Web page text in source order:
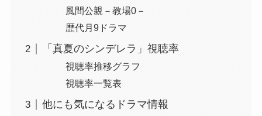
風間公親－教場0－
歴代月9ドラマ
「真夏のシンデレラ」視聴率
視聴率推移グラフ
視聴率一覧表
他にも気になるドラマ情報